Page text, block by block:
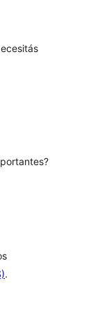
.